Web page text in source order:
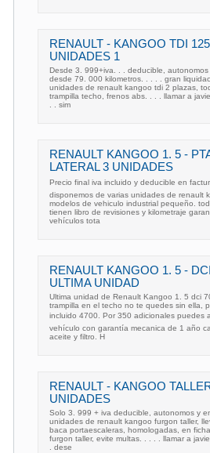
RENAULT - KANGOO TDI 125
UNIDADES 1
Desde 3. 999+iva. . . deducible, autonomos
desde 79. 000 kilometros. . . . . gran
unidades de renault kangoo tdi 2 plazas,
trampilla techo, frenos abs. . . . llamar a
. . sim
RENAULT KANGOO 1. 5 -
LATERAL 3 UNIDADES
Precio final iva incluido y deducible en
disponemos de varias unidades de renault
modelos de vehiculo industrial pequeño.
tienen libro de revisiones y kilometraje
vehículos tota
RENAULT KANGOO 1. 5 - DCI
ULTIMA UNIDAD
Ultima unidad de Renault Kangoo 1. 5 dci
trampilla en el techo no te quedes sin ella,
incluido 4700. Por 350 adicionales puedes
vehículo con garantía mecanica de 1 año
aceite y filtro. H
RENAULT - KANGOO
UNIDADES
Solo 3. 999 + iva deducible, autonomos y
unidades de renault kangoo furgon taller,
baca portaescaleras, homologadas, en
furgon taller, evite multas. . . . . llamar a
. dese